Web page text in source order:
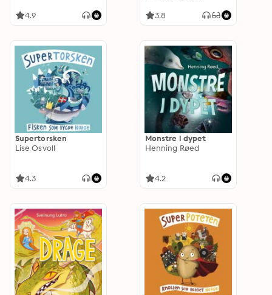
4.9
mentale smerter
3.8
Supertorsken
Lise Osvoll
4.3
Monstre i dypet
Henning Røed
4.2